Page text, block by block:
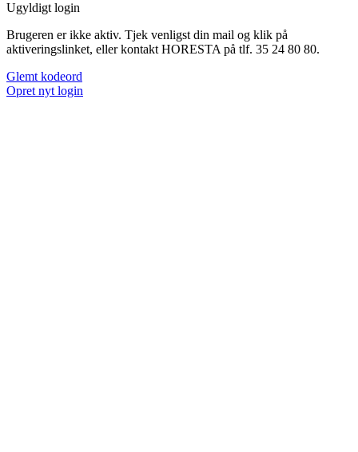
Ugyldigt login
Brugeren er ikke aktiv. Tjek venligst din mail og klik på
aktiveringslinket, eller kontakt HORESTA på tlf. 35 24 80 80.
Glemt kodeord
Opret nyt login